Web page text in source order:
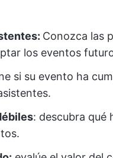
Conozca las
los eventos
si su evento ha
: descubra qué